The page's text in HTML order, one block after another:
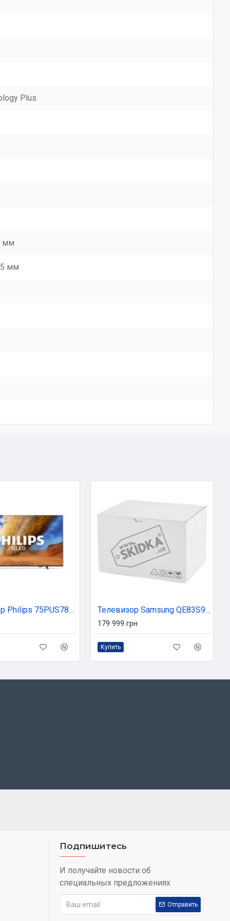
Plus
мм
мм
Телевизор Philips 75PUS7810/12 Телевизор Samsung QE83S91FAEXUA
179 999 грн
Купить
Подпишитесь
И получайте новости об
специальных предложениях
Отправить